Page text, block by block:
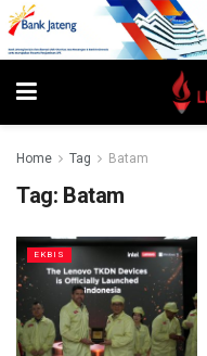
Home Tag Batam
Tag: Batam
EKBIS